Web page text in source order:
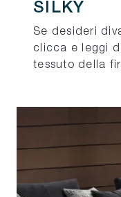
SILKY
Se desideri
clicca e leggi
tessuto della